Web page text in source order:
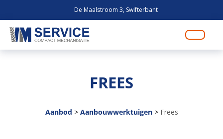
De Maalstroom 3, Swifterbant
FREES
Aanbod > Aanbouwwerktuigen> Frees